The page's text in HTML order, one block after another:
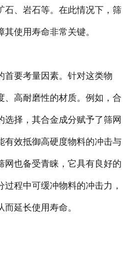
联系我们
石、岩石等。在此情况下，筛
使用寿命非常关键。
要考量因素。针对这类物
、高耐磨性的材质。例如，合
选择，其合金成分赋予了筛网
有效抵御高硬度物料的冲击与
网也备受青睐，它具有良好的
程中可缓冲物料的冲击力，
延长使用寿命。